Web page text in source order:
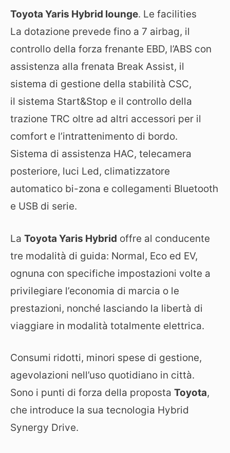
Toyota Yaris Hybrid lounge. Le facilities
La dotazione prevede fino a 7 airbag, il
controllo della forza frenante EBD, l’ABS con
assistenza alla frenata Break Assist, il
sistema di gestione della stabilità CSC,
il sistema Start&Stop e il controllo della
trazione TRC oltre ad altri accessori per il
comfort e l’intrattenimento di bordo.
Sistema di assistenza HAC, telecamera
posteriore, luci Led, climatizzatore
automatico bi-zona e collegamenti Bluetooth
e USB di serie.
La Toyota Yaris Hybrid offre al conducente
tre modalità di guida: Normal, Eco ed EV,
ognuna con specifiche impostazioni volte a
privilegiare l’economia di marcia o le
prestazioni, nonché lasciando la libertà di
viaggiare in modalità totalmente elettrica.
Consumi ridotti, minori spese di gestione,
agevolazioni nell’uso quotidiano in città.
Sono i punti di forza della proposta Toyota,
che introduce la sua tecnologia Hybrid
Synergy Drive.